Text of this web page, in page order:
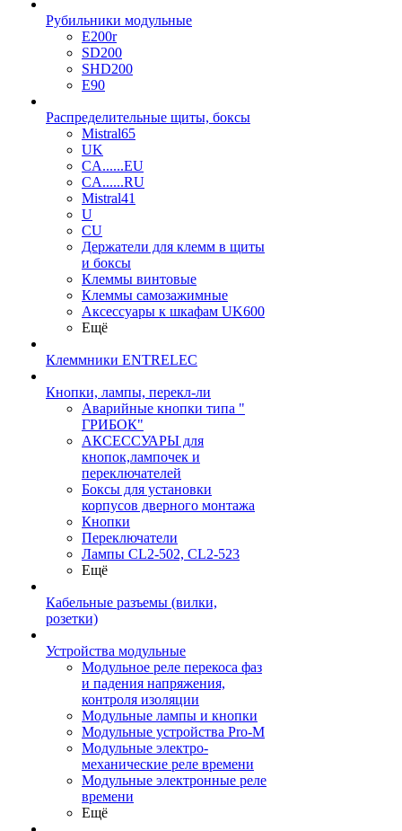
Рубильники модульные
E200r
SD200
SHD200
E90
Распределительные щиты, боксы
Mistral65
UK
CA......EU
CA......RU
Mistral41
U
CU
Держатели для клемм в щиты
и боксы
Клеммы винтовые
Клеммы самозажимные
Аксессуары к шкафам UK600
Ещё
Клеммники ENTRELEC
Кнопки, лампы, перекл-ли
Аварийные кнопки типа "
ГРИБОК"
АКСЕССУАРЫ для
кнопок,лампочек и
переключателей
Боксы для установки
корпусов дверного монтажа
Кнопки
Переключатели
Лампы CL2-502, CL2-523
Ещё
Кабельные разъемы (вилки,
розетки)
Устройства модульные
Модульное реле перекоса фаз
и падения напряжения,
контроля изоляции
Модульные лампы и кнопки
Модульные устройства Pro-M
Модульные электро-
механические реле времени
Модульные электронные реле
времени
Ещё